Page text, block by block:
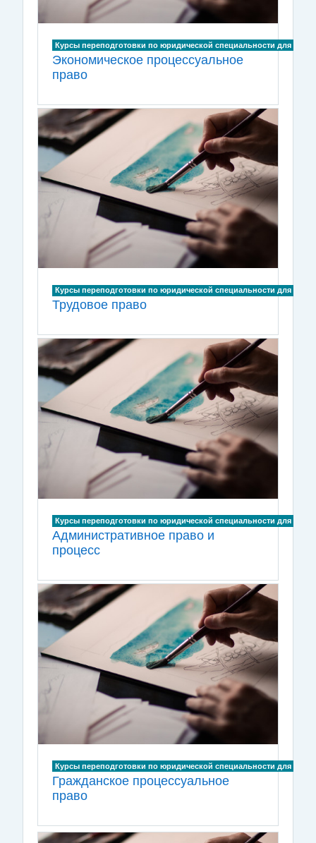
Курсы переподготовки по юридической специальности для
Экономическое процессуальное
право
Курсы переподготовки по юридической специальности для
Трудовое право
Курсы переподготовки по юридической специальности для
Административное право и
процесс
Курсы переподготовки по юридической специальности для
Гражданское процессуальное
право